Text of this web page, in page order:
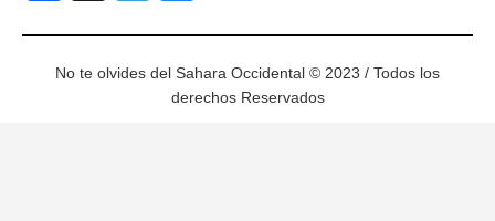
No te olvides del Sahara Occidental © 2023 / Todos los
derechos Reservados